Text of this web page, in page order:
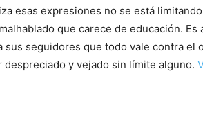
esas expresiones no se está
que carece de educación. Es
sus seguidores que todo vale contra el
y vejado sin límite alguno.